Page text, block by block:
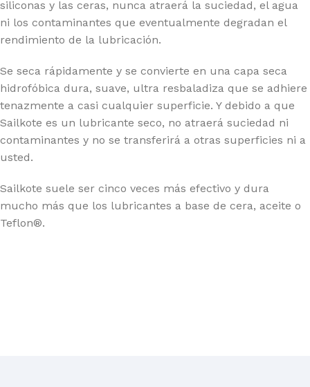
siliconas y las ceras, nunca atraerá la suciedad, el agua
ni los contaminantes que eventualmente degradan el
rendimiento de la lubricación.
Se seca rápidamente y se convierte en una capa seca
hidrofóbica dura, suave, ultra resbaladiza que se adhiere
tenazmente a casi cualquier superficie. Y debido a que
Sailkote es un lubricante seco, no atraerá suciedad ni
contaminantes y no se transferirá a otras superficies ni a
usted.
Sailkote suele ser cinco veces más efectivo y dura
mucho más que los lubricantes a base de cera, aceite o
Teflon®.